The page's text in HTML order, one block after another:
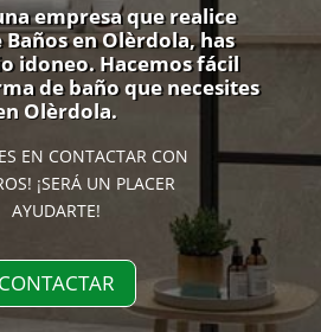
empresa que realice
en Olèrdola, has
idoneo. Hacemos fácil
de baño que necesites
Olèrdola.
EN CONTACTAR CON
¡SERÁ UN PLACER
AYUDARTE!
CONTACTAR